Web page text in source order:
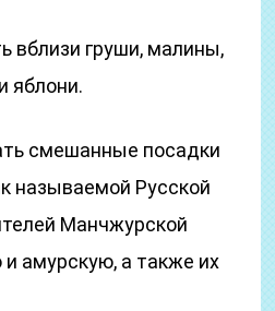
вблизи груши, малины,
яблони.
смешанные посадки
называемой Русской
Манчжурской
амурскую, а также их